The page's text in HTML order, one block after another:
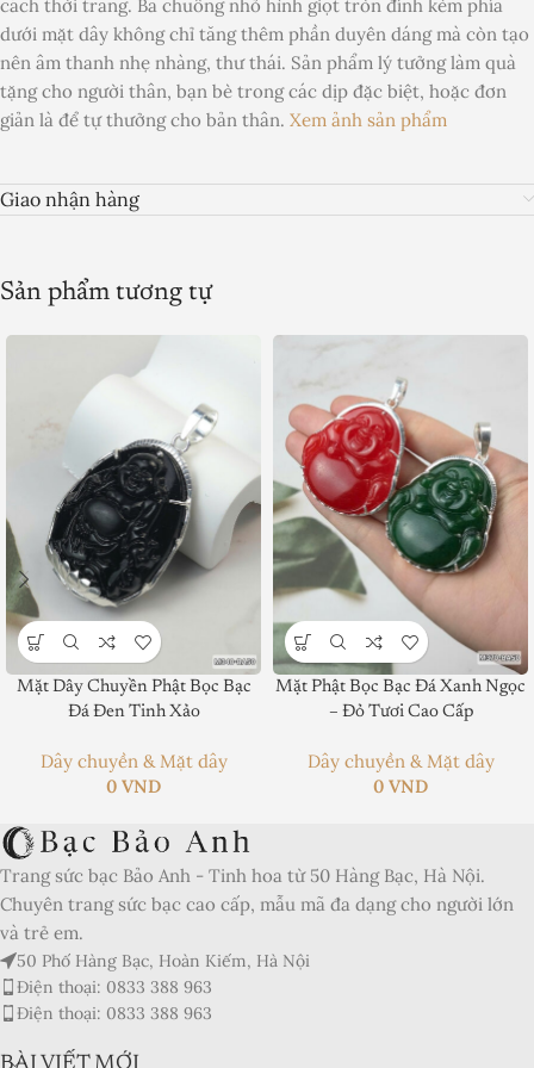
cách thời trang. Ba chuông nhỏ hình giọt tròn đính kèm phía
dưới mặt dây không chỉ tăng thêm phần duyên dáng mà còn tạo
nên âm thanh nhẹ nhàng, thư thái. Sản phẩm lý tưởng làm quà
tặng cho người thân, bạn bè trong các dịp đặc biệt, hoặc đơn
giản là để tự thưởng cho bản thân. Xem ảnh sản phẩm
Product SKU:
Product Currency:
Price Valid Until:
Product In-Stock:
Xếp hạng của biên tập viên:
5
Giao nhận hàng
Sản phẩm tương tự
Mặt Dây Chuyền Phật Bọc Bạc
Đá Đen Tinh Xảo
Dây chuyền & Mặt dây
0 VND
Mặt Phật Bọc Bạc Đá Xanh Ngọc
– Đỏ Tươi Cao Cấp
Dây chuyền & Mặt dây
0 VND
Trang sức bạc Bảo Anh - Tinh hoa từ 50 Hàng Bạc, Hà Nội.
Chuyên trang sức bạc cao cấp, mẫu mã đa dạng cho người lớn
và trẻ em.
50 Phố Hàng Bạc, Hoàn Kiếm, Hà Nội
Điện thoại: 0833 388 963
Điện thoại: 0833 388 963